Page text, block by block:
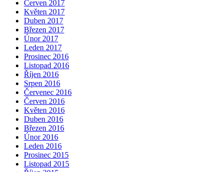
Červen 2017
Květen 2017
Duben 2017
Březen 2017
Únor 2017
Leden 2017
Prosinec 2016
Listopad 2016
Říjen 2016
Srpen 2016
Červenec 2016
Červen 2016
Květen 2016
Duben 2016
Březen 2016
Únor 2016
Leden 2016
Prosinec 2015
Listopad 2015